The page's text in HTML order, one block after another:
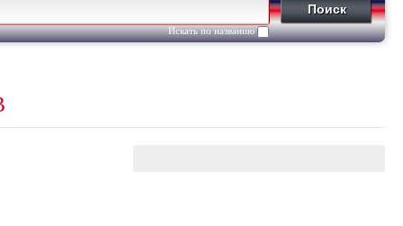
Искать по названию